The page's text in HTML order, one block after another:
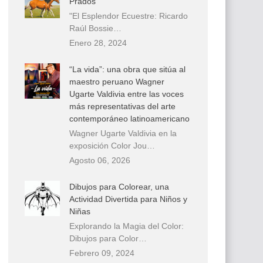
"El Esplendor Ecuestre: Ricardo
Raúl Bossie…
Enero 28, 2024
“La vida”: una obra que sitúa al
maestro peruano Wagner
Ugarte Valdivia entre las voces
más representativas del arte
contemporáneo latinoamericano
Wagner Ugarte Valdivia en la
exposición Color Jou…
Agosto 06, 2026
Dibujos para Colorear, una
Actividad Divertida para Niños y
Niñas
Explorando la Magia del Color:
Dibujos para Color…
Febrero 09, 2024